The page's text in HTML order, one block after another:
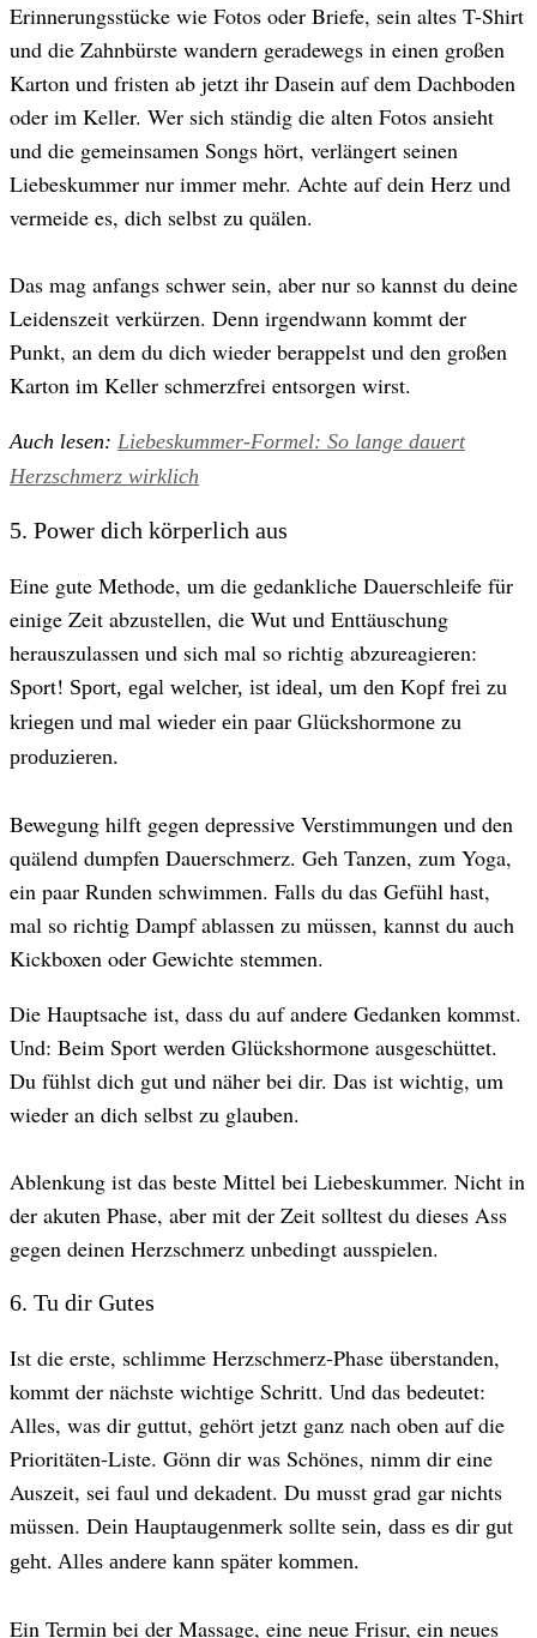
Erinnerungsstücke wie Fotos oder Briefe, sein altes T-Shirt
und die Zahnbürste wandern geradewegs in einen großen
Karton und fristen ab jetzt ihr Dasein auf dem Dachboden
oder im Keller. Wer sich ständig die alten Fotos ansieht
und die gemeinsamen Songs hört, verlängert seinen
Liebeskummer nur immer mehr. Achte auf dein Herz und
vermeide es, dich selbst zu quälen.
Das mag anfangs schwer sein, aber nur so kannst du deine
Leidenszeit verkürzen. Denn irgendwann kommt der
Punkt, an dem du dich wieder berappelst und den großen
Karton im Keller schmerzfrei entsorgen wirst.
Auch lesen: Liebeskummer-Formel: So lange dauert
Herzschmerz wirklich
5. Power dich körperlich aus
Eine gute Methode, um die gedankliche Dauerschleife für
einige Zeit abzustellen, die Wut und Enttäuschung
herauszulassen und sich mal so richtig abzureagieren:
Sport! Sport, egal welcher, ist ideal, um den Kopf frei zu
kriegen und mal wieder ein paar Glückshormone zu
produzieren.
Bewegung hilft gegen depressive Verstimmungen und den
quälend dumpfen Dauerschmerz. Geh Tanzen, zum Yoga,
ein paar Runden schwimmen. Falls du das Gefühl hast,
mal so richtig Dampf ablassen zu müssen, kannst du auch
Kickboxen oder Gewichte stemmen.
Die Hauptsache ist, dass du auf andere Gedanken kommst.
Und: Beim Sport werden Glückshormone ausgeschüttet.
Du fühlst dich gut und näher bei dir. Das ist wichtig, um
wieder an dich selbst zu glauben.
Ablenkung ist das beste Mittel bei Liebeskummer. Nicht in
der akuten Phase, aber mit der Zeit solltest du dieses Ass
gegen deinen Herzschmerz unbedingt ausspielen.
6. Tu dir Gutes
Ist die erste, schlimme Herzschmerz-Phase überstanden,
kommt der nächste wichtige Schritt. Und das bedeutet:
Alles, was dir guttut, gehört jetzt ganz nach oben auf die
Prioritäten-Liste. Gönn dir was Schönes, nimm dir eine
Auszeit, sei faul und dekadent. Du musst grad gar nichts
müssen. Dein Hauptaugenmerk sollte sein, dass es dir gut
geht. Alles andere kann später kommen.
Ein Termin bei der Massage, eine neue Frisur, ein neues